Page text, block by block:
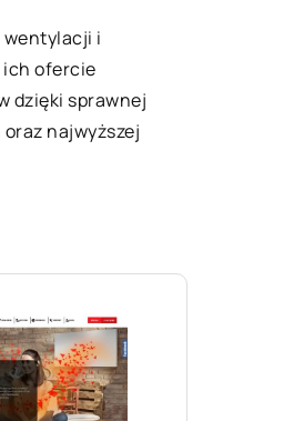
wentylacji i
ich ofercie
dzięki sprawnej
najwyższej